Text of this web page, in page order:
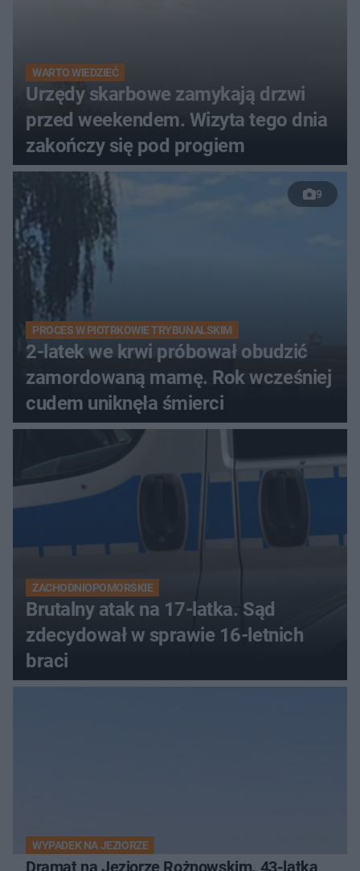
WARTO WIEDZIEĆ
Urzędy skarbowe zamykają drzwi
przed weekendem. Wizyta tego dnia
zakończy się pod progiem
9
PROCES W PIOTRKOWIE TRYBUNALSKIM
2-latek we krwi próbował obudzić
zamordowaną mamę. Rok wcześniej
cudem uniknęła śmierci
ZACHODNIOPOMORSKIE
Brutalny atak na 17-latka. Sąd
zdecydował w sprawie 16-letnich
braci
WYPADEK NA JEZIORZE
Dramat na Jeziorze Rożnowskim. 43-latka